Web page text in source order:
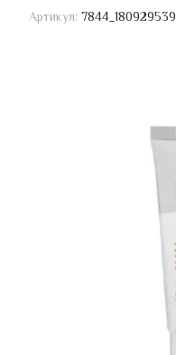
Артикул: 7844_180929539